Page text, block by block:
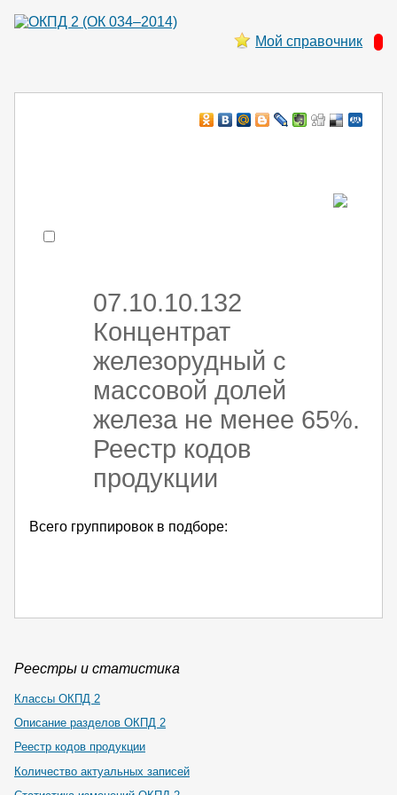
Мой справочник
07.10.10.132
Концентрат
железорудный с
массовой долей
железа не менее 65%.
Реестр кодов
продукции
Всего группировок в подборе:
Реестры и статистика
Классы ОКПД 2
Описание разделов ОКПД 2
Реестр кодов продукции
Количество актуальных записей